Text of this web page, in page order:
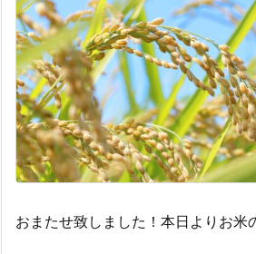
おまたせ致しました！本日よりお米